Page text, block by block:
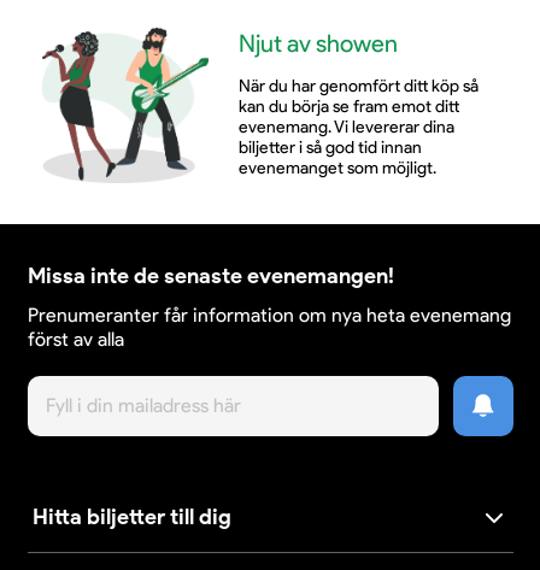
Njut av showen
När du har genomfört ditt köp så
kan du börja se fram emot ditt
evenemang. Vi levererar dina
biljetter i så god tid innan
evenemanget som möjligt.
Missa inte de senaste evenemangen!
Prenumeranter får information om nya heta evenemang
först av alla
Hitta biljetter till dig